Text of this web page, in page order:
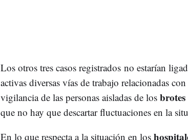
Los otros tres casos registrados no estarían
activas diversas vías de trabajo relacionadas
vigilancia de las personas aisladas de losbrotes
que no hay que descartar fluctuaciones en la
En lo que respecta a la situación en los